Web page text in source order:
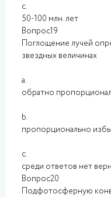
c.
50-100 млн. лет
Вопрос19
Поглощение лучей
звездных величинах
a.
обратно
b.
пропорционально
c.
среди ответов нет
Вопрос20
Подфотосферную